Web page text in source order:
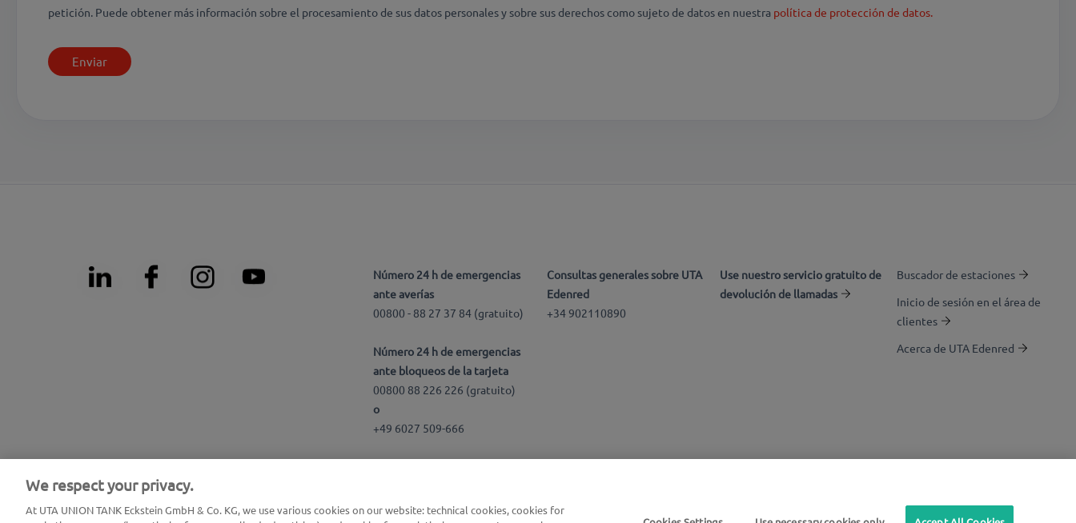
petición. Puede obtener más información sobre el procesamiento de sus datos personales y sobre sus derechos como sujeto de datos en nuestra política de protección de datos.
Número 24 h de emergencias
ante averías
00800 - 88 27 37 84 (gratuito)
Número 24 h de emergencias
ante bloqueos de la tarjeta
00800 88 226 226 (gratuito)
o
+49 6027 509-666
Consultas generales sobre UTA
Edenred
+34 902110890
Use nuestro servicio gratuito de
devolución de llamadas
Buscador de estaciones
Inicio de sesión en el área de
clientes
Acerca de UTA Edenred
We respect your privacy.
At UTA UNION TANK Eckstein GmbH & Co. KG, we use various cookies on our website: technical cookies, cookies for